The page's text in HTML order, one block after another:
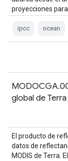
proyecciones para
ipcc ocean
global de
El producto de
datos de
MODIS de Terra.